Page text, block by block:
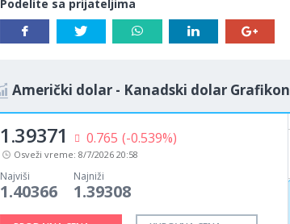
Podelite sa prijateljima
Američki dolar - Kanadski dolar Grafikon
1.39371 0.765 (-0.539%)
Osveži vreme: 8/7/2026 20:58
Najviši
1.40366
Najniži
1.39308